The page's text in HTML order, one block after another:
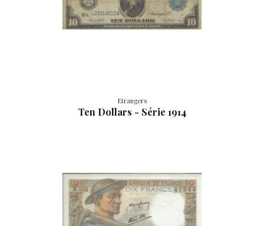
Etrangers
Ten Dollars - Série 1914